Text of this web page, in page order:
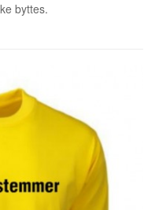
byttes.